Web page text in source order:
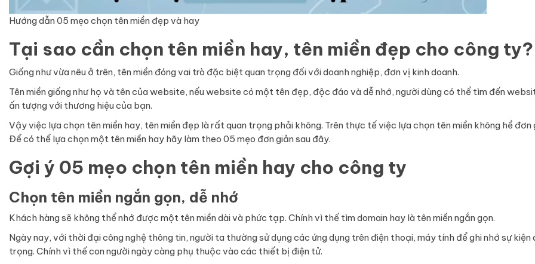
Hướng dẫn 05 mẹo chọn tên miền đẹp và hay
Tại sao cần chọn tên miền hay, tên miền đẹp cho công ty?
Giống như vừa nêu ở trên, tên miền đóng vai trò đặc biệt quan trọng đối với doanh nghiệp, đơn vị kinh doanh.
Tên miền giống như họ và tên của website, nếu website có một tên đẹp, độc đáo và dễ nhớ, người dùng có thể tìm đến
ấn tượng với thương hiệu của bạn.
Vậy việc lựa chọn tên miền hay, tên miền đẹp là rất quan trọng phải không. Trên thực tế việc lựa chọn tên miền không hề đơn
Để có thể lựa chọn một tên miền hay hãy làm theo 05 mẹo đơn giản sau đây.
Gợi ý 05 mẹo chọn tên miền hay cho công ty
Chọn tên miền ngắn gọn, dễ nhớ
Khách hàng sẽ không thể nhớ được một tên miền dài và phức tạp. Chính vì thế tìm domain hay là tên miền ngắn gọn.
Ngày nay, với thời đại công nghệ thông tin, người ta thường sử dụng các ứng dụng trên điện thoại, máy tính để ghi nhớ sự kiện
trọng. Chính vì thế con người ngày càng phụ thuộc vào các thiết bị điện tử.